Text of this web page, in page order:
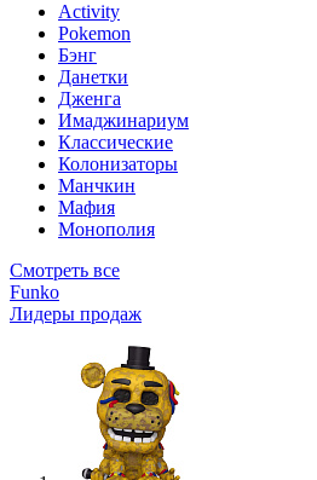
Activity
Pokemon
Бэнг
Данетки
Дженга
Имаджинариум
Классические
Колонизаторы
Манчкин
Мафия
Монополия
Смотреть все
Funko
Лидеры продаж